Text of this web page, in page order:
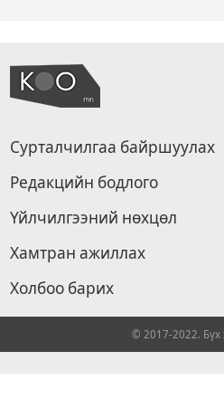
Сурталчилгаа байршуулах
Редакцийн бодлого
Үйлчилгээний нөхцөл
Хамтран ажиллах
Холбоо барих
© 2017-2022. Бүх